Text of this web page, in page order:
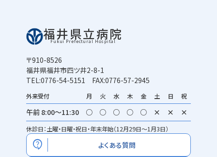
福井県立病院
Fukui Prefectural Hospital
〒910-8526
福井県福井市四ツ井2-8-1
TEL:0776-54-5151 FAX:0776-57-2945
外来受付 月 火 水 木 金 土 日 祝
午前 8:00～11:30 ○ ○ ○ ○ ○ × × ×
休診日：土曜・日曜・祝日・年末年始（12月29日～1月3日）
contact_support よくある質問